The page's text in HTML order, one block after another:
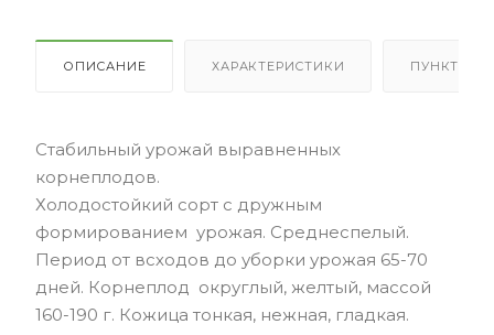
ОПИСАНИЕ ХАРАКТЕРИСТИКИ ПУНКТЫ
Стабильный урожай выравненных
корнеплодов.
Холодостойкий сорт с дружным
формированием урожая. Среднеспелый.
Период от всходов до уборки урожая 65-70
дней. Корнеплод округлый, желтый, массой
160-190 г. Кожица тонкая, нежная, гладкая.